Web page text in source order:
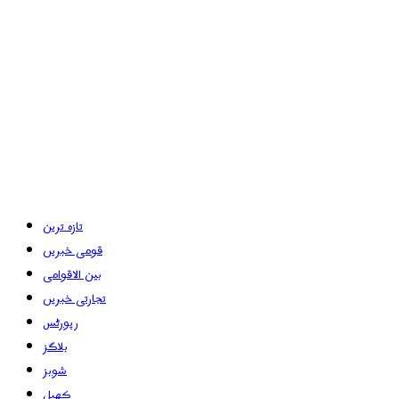
تازہ ترین
قومی خبریں
بین الاقوامی
تجارتی خبریں
رپورٹس
بلاگز
شوبز